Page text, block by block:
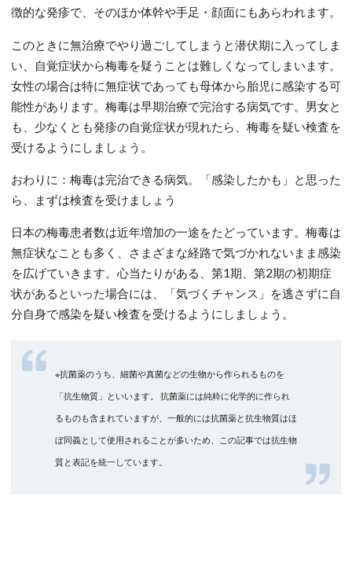
徴的な発疹で、そのほか体幹や手足・顔面にもあらわれます。
このときに無治療でやり過ごしてしまうと潜伏期に入ってしま
い、自覚症状から梅毒を疑うことは難しくなってしまいます。
女性の場合は特に無症状であっても母体から胎児に感染する可
能性があります。梅毒は早期治療で完治する病気です。男女と
も、少なくとも発疹の自覚症状が現れたら、梅毒を疑い検査を
受けるようにしましょう。
おわりに：梅毒は完治できる病気。「感染したかも」と思った
ら、まずは検査を受けましょう
日本の梅毒患者数は近年増加の一途をたどっています。梅毒は
無症状なことも多く、さまざまな経路で気づかれないまま感染
を広げていきます。心当たりがある、第1期、第2期の初期症
状があるといった場合には、「気づくチャンス」を逃さずに自
分自身で感染を疑い検査を受けるようにしましょう。
※抗菌薬のうち、細菌や真菌などの生物から作られるものを
「抗生物質」といいます。 抗菌薬には純粋に化学的に作られ
るものも含まれていますが、一般的には抗菌薬と抗生物質はほ
ぼ同義として使用されることが多いため、この記事では抗生物
質と表記を統一しています。